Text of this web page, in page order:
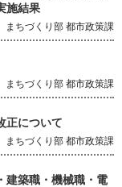
施結果
まちづくり部 都市政策課
まちづくり部 都市政策課
正について
まちづくり部 都市政策課
建築職・機械職・電